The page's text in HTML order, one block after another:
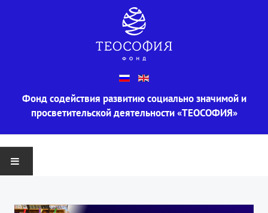
Фонд содействия развитию социально значимой и
просветительской деятельности «ТЕОСОФИЯ»